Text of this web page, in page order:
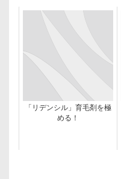
「リデンシル」育毛剤を極
める！